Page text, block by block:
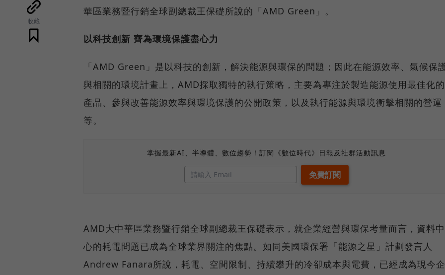
收藏
華區業務暨行銷全球副總裁王保礎所說的「AMD Green」。
以科技創新 齊為環境保護盡心力
「AMD Green」是以科技的創新，解決能源與環保的問題；因此在能源效率、氣候保
與相關的環境計畫上，AMD採取獨特的執行策略，主要為專注於製造能源使用最佳化的
產品、參與改善能源效率與環境保護的公開政策，以及執行能源與環境衝擊相關的營運
等。
掌握最新AI、半導體、數位趨勢！訂閱《數位時代》日報及社群活動訊息
AMD大中華區業務暨行銷全球副總裁王保礎表示，就企業經營與環保考量而言，資料中
心的耗電問題已成為全球業界關注的焦點。如同美國環保署「能源之星」計劃發言人
Andrew Fanara所說，耗電、空間限制、持續攀升的冷卻成本與電費，已經成為現今企